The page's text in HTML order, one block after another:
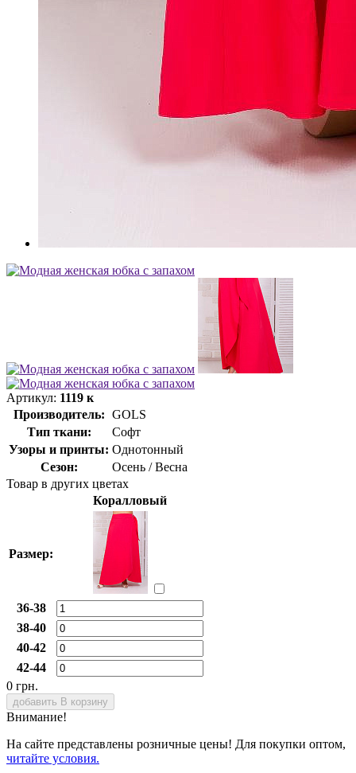
Артикул: 1119 к
Производитель: GOLS
Тип ткани:
Софт
Узоры и принты: Однотонный
Сезон:
Осень / Весна
Товар в других цветах
Коралловый
Размер:
36-38
38-40
40-42
42-44
0 грн.
добавить В корзину
Внимание!
На сайте представлены розничные цены! Для покупки оптом,
читайте условия.